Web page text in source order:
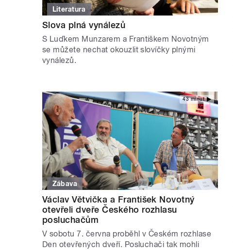
Literatura
Slova plná vynálezů
S Luďkem Munzarem a Františkem Novotným
se můžete nechat okouzlit slovíčky plnými
vynálezů.
43 minut
Zábava
Václav Větvička a František Novotný
otevřeli dveře Českého rozhlasu
posluchačům
V sobotu 7. června proběhl v Českém rozhlase
Den otevřených dveří. Posluchači tak mohli